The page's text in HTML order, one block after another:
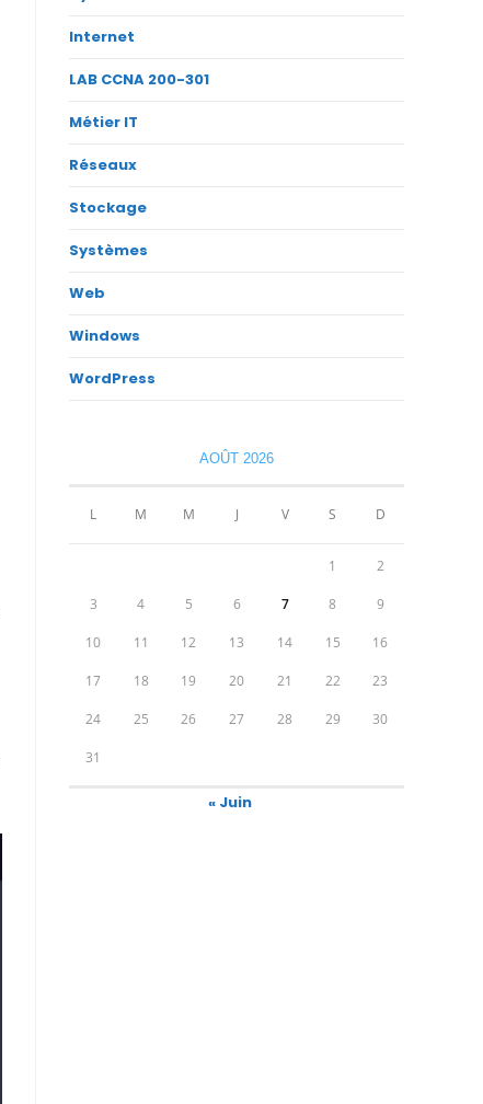
Internet
LAB CCNA 200-301
Métier IT
Réseaux
Stockage
Systèmes
Web
Windows
WordPress
AOÛT 2026
L M M J V S D
1 2
3 4 5 6 7 8 9
10 11 12 13 14 15 16
17 18 19 20 21 22 23
24 25 26 27 28 29 30
31
« Juin